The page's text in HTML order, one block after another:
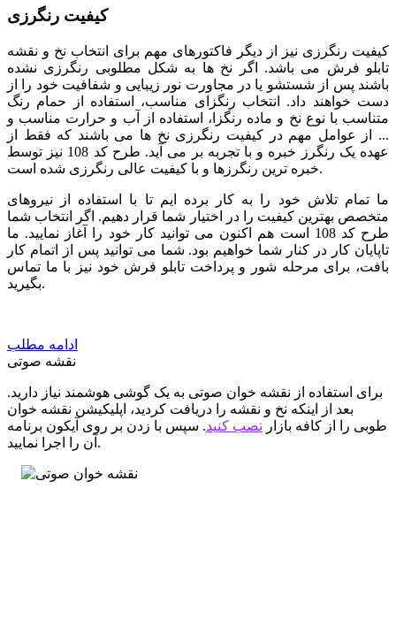
کیفیت رنگرزی
کیفیت رنگرزی نیز از دیگر فاکتورهای مهم برای انتخاب نخ و نقشه
تابلو فرش می باشد. اگر نخ ها به شکل مطلوبی رنگرزی نشده
باشند پس از شستشو یا در مجاورت نور زیبایی و شفافیت خود را از
دست خواهند داد. انتخاب رنگزای مناسب، استفاده از حمام رنگ
متناسب با نوع نخ و ماده رنگزا، استفاده از آب و حرارت مناسب و
... از عوامل مهم در کیفیت رنگرزی نخ ها می باشند که فقط از
عهده یک رنگرز خبره و با تجربه بر می آید. طرح کد 108 نیز توسط
خبره ترین رنگرزها و با کیفیت عالی رنگرزی شده است.
ما تمام تلاش خود را به کار برده ایم تا با استفاده از نیروهای
متخصص بهترین کیفیت را در اختیار شما قرار دهیم. اگر انتخاب شما
طرح کد 108 است هم اکنون می توانید کار خود را آغاز نمایید. ما
تاپایان کار در کنار شما خواهیم بود. شما می توانید پس از اتمام کار
بافت، برای مرحله شور و پرداخت تابلو فرش خود نیز با ما تماس
بگیرید.
ادامه مطلب
نقشه صوتی
برای استفاده از نقشه خوان صوتی به یک گوشی هوشمند نیاز دارید.
بعد از اینکه نخ و نقشه را دریافت کردید، اپلیکیشن نقشه خوان
طوبی را از کافه بازار نصب کنید. سپس با زدن بر روی آیکون برنامه
آن را اجرا نمایید.